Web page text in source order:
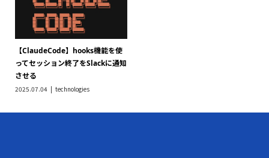
【ClaudeCode】hooks機能を使
ってセッション終了をSlackに通知
させる
2025.07.04 technologies